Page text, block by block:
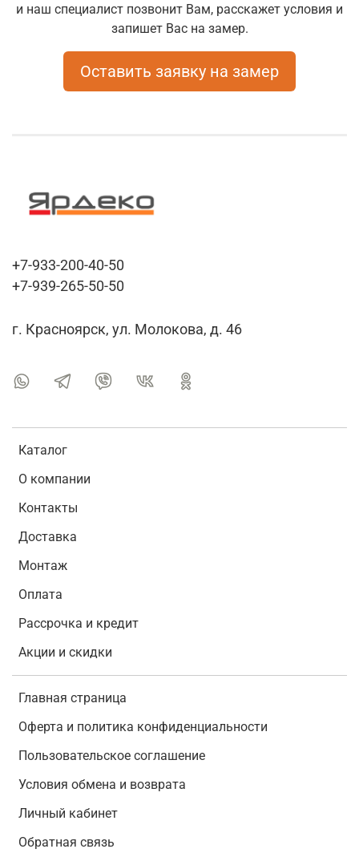
и наш специалист позвонит Вам, расскажет условия и
запишет Вас на замер.
Оставить заявку на замер
Каталог
О компании
Контакты
Доставка
Монтаж
Оплата
Рассрочка и кредит
Акции и скидки
Главная страница
Оферта и политика конфиденциальности
Пользовательское соглашение
Условия обмена и возврата
Личный кабинет
Обратная связь
+7-933-200-40-50
+7-939-265-50-50
г. Красноярск, ул. Молокова, д. 46